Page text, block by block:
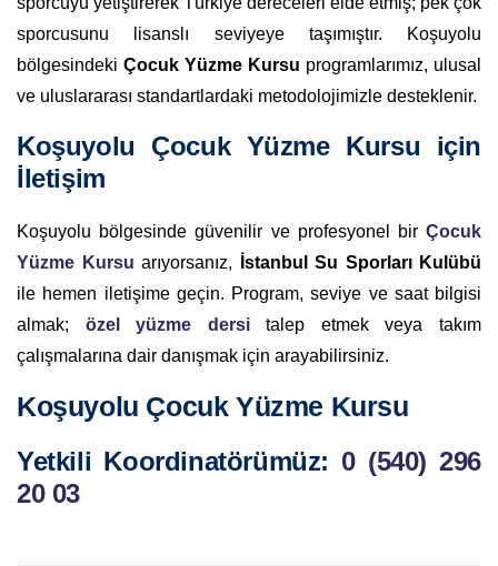
sporcusunu lisanslı seviyeye taşımıştır. Koşuyolu
bölgesindeki Çocuk Yüzme Kursu programlarımız, ulusal
ve uluslararası standartlardaki metodolojimizle desteklenir.
Koşuyolu Çocuk Yüzme Kursu için
İletişim
Koşuyolu bölgesinde güvenilir ve profesyonel bir Çocuk
Yüzme Kursu arıyorsanız,
İstanbul Su Sporları Kulübü
ile hemen iletişime geçin. Program, seviye ve saat bilgisi
almak; özel yüzme dersitalep etmek veya takım
çalışmalarına dair danışmak için arayabilirsiniz.
Koşuyolu Çocuk Yüzme Kursu
Yetkili Koordinatörümüz: 0 (540) 296
20 03